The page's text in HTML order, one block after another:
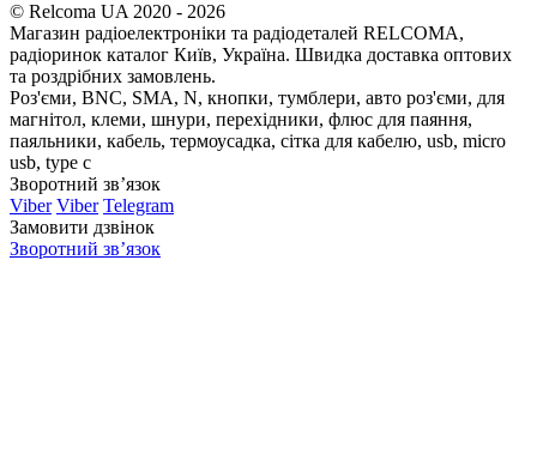
© Relcoma UA 2020 - 2026
Магазин радіоелектроніки та радіодеталей RELCOMA,
радіоринок каталог Київ, Україна. Швидка доставка оптових
та роздрібних замовлень.
Роз'єми, BNC, SMA, N, кнопки, тумблери, авто роз'єми, для
магнітол, клеми, шнури, перехідники, флюс для паяння,
паяльники, кабель, термоусадка, сітка для кабелю, usb, micro
usb, type c
Зворотний зв’язок
Viber Viber Telegram
Замовити дзвінок
Зворотний зв’язок